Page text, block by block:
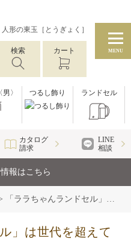
形の東玉［とうぎょく］
検索 カート MENU
〉 つるし飾り ランドセル
カタログ
請求
LINE
相談
報はこちら
「ララちゃんランドセル」は世代を超えて愛される羅羅屋ブランド
」は世代を超えて